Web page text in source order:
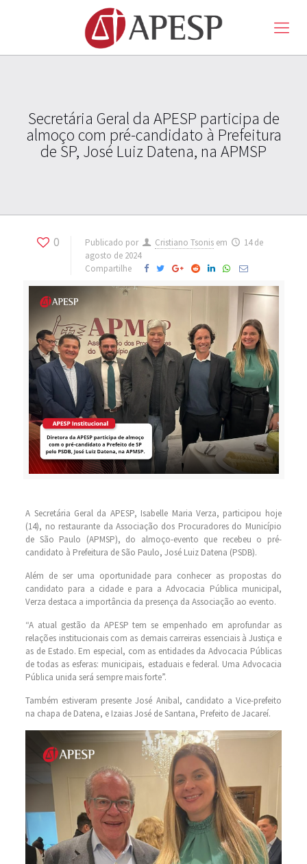
Secretária Geral da APESP participa de
almoço com pré-candidato à Prefeitura
de SP, José Luiz Datena, na APMSP
0 Publicado por Cristiano Tsonis em
14 de
agosto de 2024
Compartilhe
A Secretária Geral da APESP, Isabelle Maria Verza, participou hoje
(14), no restaurante da Associação dos Procuradores do Município
de São Paulo (APMSP), do almoço-evento que recebeu o pré-
candidato à Prefeitura de São Paulo, José Luiz Datena (PSDB).
Além de ser uma oportunidade para conhecer as propostas do
candidato para a cidade e para a Advocacia Pública municipal,
Verza destaca a importância da presença da Associação ao evento.
“A atual gestão da APESP tem se empenhado em aprofundar as
relações institucionais com as demais carreiras essenciais à Justiça e
as de Estado. Em especial, com as entidades da Advocacia Públicas
de todas as esferas: municipais, estaduais e federal. Uma Advocacia
Pública unida será sempre mais forte”.
Também estiveram presente José Anibal, candidato a Vice-prefeito
na chapa de Datena, e Izaias José de Santana, Prefeito de Jacareí.